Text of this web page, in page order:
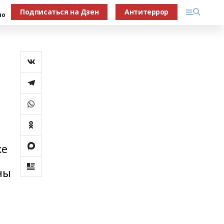
Подписаться на Дзен Антитеррор